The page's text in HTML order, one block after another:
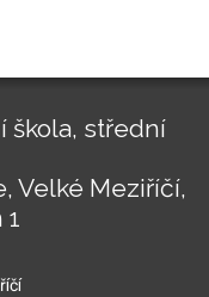
škola, střední
Velké Meziříčí,
1